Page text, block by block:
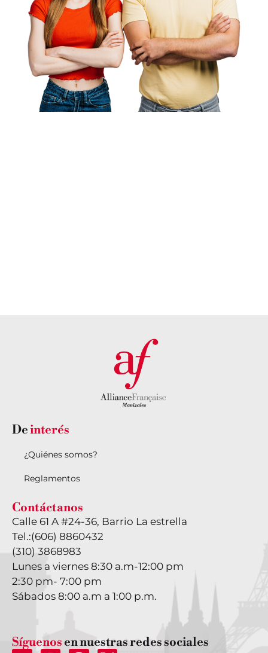
Deinterés
¿Quiénes somos?
Reglamentos
Contáctanos
Calle 61 A #24-36, Barrio La estrella
Tel.:(606) 8860432
(310) 3868983
Lunes a viernes 8:30 a.m-12:00 pm
2:30 pm- 7:00 pm
Sábados 8:00 a.m a 1:00 p.m.
Síguenos en nuestras redes sociales